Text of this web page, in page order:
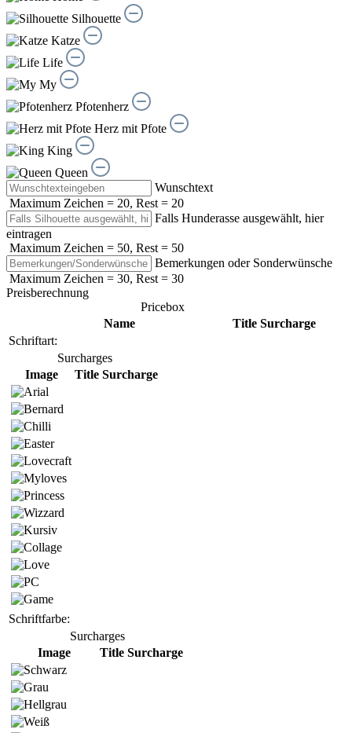
Silhouette
Katze
Life
My
Pfotenherz
Herz mit Pfote
King
Queen
Wunschtext
Maximum Zeichen = 20, Rest = 20
Falls Hunderasse ausgewählt, hier
eintragen
Maximum Zeichen = 50, Rest = 50
Bemerkungen oder Sonderwünsche
Maximum Zeichen = 30, Rest = 30
Preisberechnung
Pricebox
Name
Title Surcharge
Schriftart:
Surcharges
Image
Title Surcharge
Schriftfarbe:
Surcharges
Image
Title Surcharge